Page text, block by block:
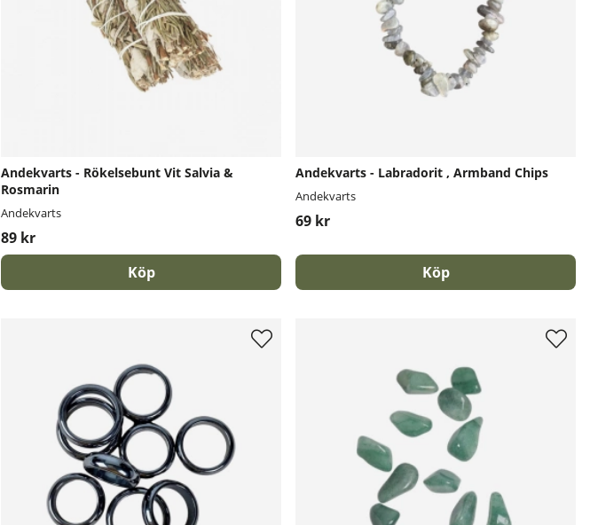
Andekvarts - Rökelsebunt Vit Salvia &
Rosmarin
Andekvarts
89 kr
Köp
Andekvarts - Labradorit , Armband Chips
Andekvarts
69 kr
Köp